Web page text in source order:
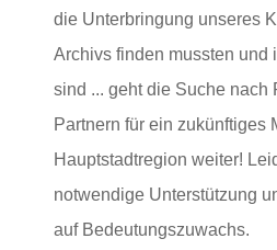
die Unterbringung unseres
Archivs finden mussten und
sind ... geht die Suche nach
Partnern für ein zukünftiges
Hauptstadtregion weiter!
notwendige Unterstützung
auf Bedeutungszuwachs.